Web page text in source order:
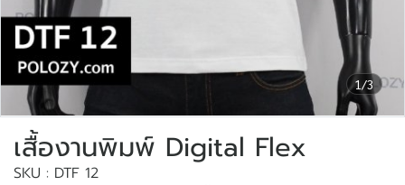
1/3
เสื้องานพิมพ์ Digital Flex
SKU : DTF 12